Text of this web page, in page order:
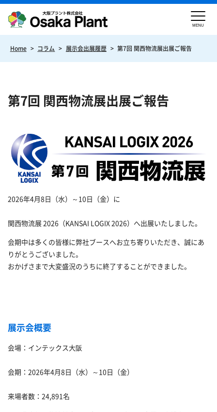
MENU
Home > コラム > 展示会出展履歴 > 第7回 関西物流展出展ご報告
第7回 関西物流展出展ご報告
2026年4月8日（水）～10日（金）に
関西物流展 2026 （KANSAI LOGIX 2026）へ出展いたしました。
会期中は多くの皆様に弊社ブースへお立ち寄りいただき、誠にあ
りがとうございました。
おかげさまで大変盛況のうちに終了することができました。
展示会概要
会場： インテックス大阪
会期：2026年4月8日（水）～10日（金）
来場者数：24,891名